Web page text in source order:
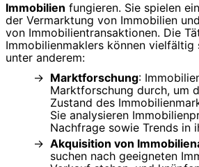
Immobilien fungieren. Sie spielen
der Vermarktung von Immobilien
von Immobilientransaktionen. Die
Immobilienmaklers können vielfältig
unter anderem:
Marktforschung:
Marktforschung durch, um
Zustand des
Sie analysieren
Nachfrage sowie Trends in
Akquisition von
suchen nach geeigneten